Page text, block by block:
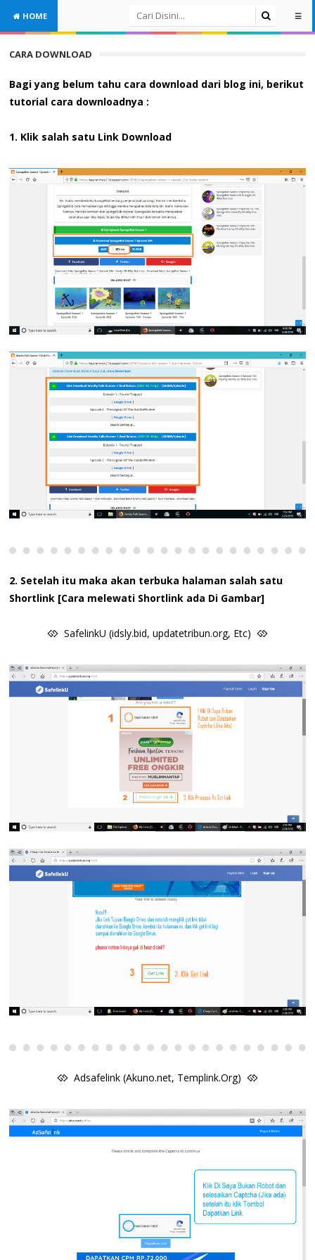
HOME ☰
CARA DOWNLOAD
Bagi yang belum tahu cara download dari blog ini, berikut
tutorial cara downloadnya :
1. Klik salah satu Link Download
2. Setelah itu maka akan terbuka halaman salah satu
Shortlink [Cara melewati Shortlink ada Di Gambar]
SafelinkU (idsly.bid, updatetribun.org, Etc)
Adsafelink (Akuno.net, Templink.Org)